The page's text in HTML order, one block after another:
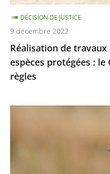
le
Conseil
d’État
précise
les
règles
Réalisation de
espèces protégées : le
règles
DÉCISION DE JUSTICE
9 décembre 2022